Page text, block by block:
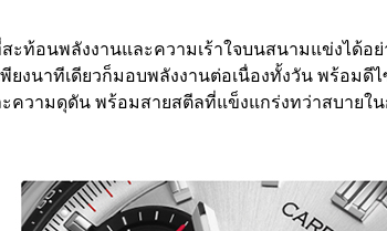
ะท้อนพลังงานและความเร้าใจบนสนามแข่งได้
ยงนาทีเดียวก็มอบพลังงานต่อเนื่องทั้งวัน พร้อม
ความดุดัน พร้อมสายสตีลที่แข็งแกร่งทว่าสบายใ